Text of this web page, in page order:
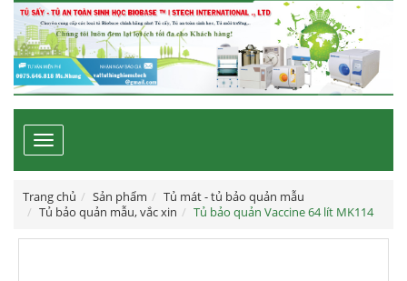
Toggle
navigation
Trang chủ Sản phẩm
Tủ mát - tủ bảo quản mẫu
Tủ bảo quản mẫu, vắc xin
Tủ bảo quản Vaccine 64 lít MK114